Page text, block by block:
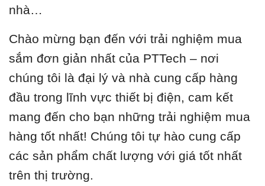
nhà…
Chào mừng bạn đến với trải nghiệm mua
sắm đơn giản nhất của PTTech – nơi
chúng tôi là đại lý và nhà cung cấp hàng
đầu trong lĩnh vực thiết bị điện, cam kết
mang đến cho bạn những trải nghiệm mua
hàng tốt nhất! Chúng tôi tự hào cung cấp
các sản phẩm chất lượng với giá tốt nhất
trên thị trường.